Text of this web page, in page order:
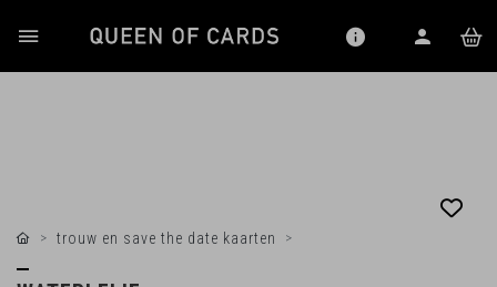
trouw en save the date kaarten